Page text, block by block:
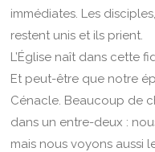
immédiates. Les
restent unis et ils prient.
L’Église naît dans cette
Et peut-être que notre
Cénacle. Beaucoup de
dans un entre-deux :
mais nous voyons aussi